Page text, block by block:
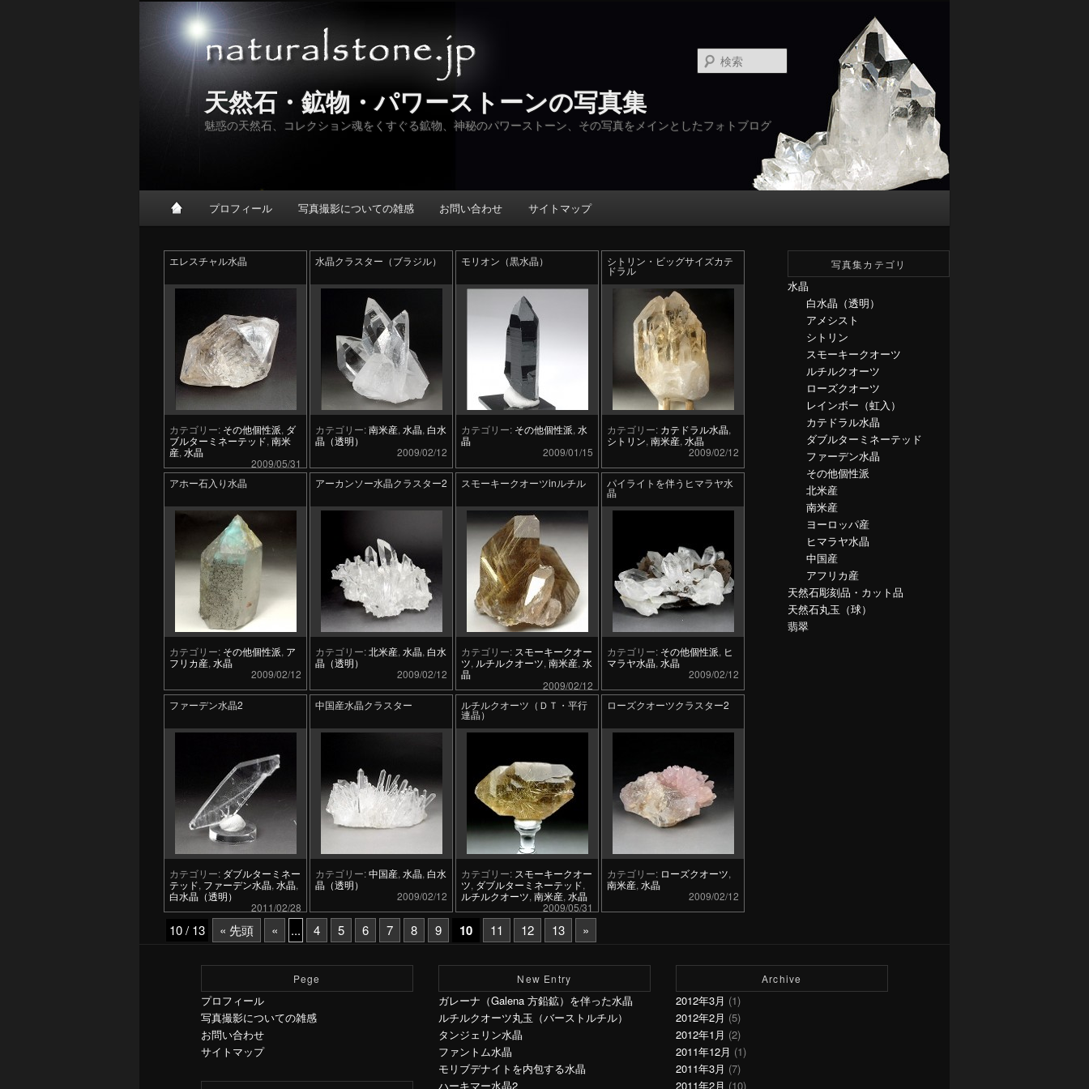
天然石・鉱物・パワーストーンの写真集
魅惑の天然石、コレクション魂をくすぐる鉱物、神秘のパワーストーン、その写真をメインとしたフォトブログ
メインメニュー
メインコンテンツへ移動
サブコンテンツへ移動
プロフィール 写真撮影についての雑感 お問い合わせ サイトマップ
エレスチャル水晶
カテゴリー: その他個性派, ダ
ブルターミネーテッド, 南米
産, 水晶
2009/05/31
水晶クラスター（ブラジル）
カテゴリー:南米産, 水晶, 白水
晶（透明）
2009/02/12
モリオン（黒水晶）
カテゴリー: その他個性派, 水
晶
2009/01/15
シトリン・ビッグサイズカテ
ドラル
カテゴリー: カテドラル水晶,
シトリン, 南米産, 水晶
2009/02/12
アホー石入り水晶
カテゴリー: その他個性派, ア
フリカ産, 水晶
2009/02/12
アーカンソー水晶クラスター2
カテゴリー:北米産, 水晶, 白水
晶（透明）
2009/02/12
スモーキークオーツinルチル
カテゴリー: スモーキークオー
ツ, ルチルクオーツ, 南米産, 水
晶
2009/02/12
パイライトを伴うヒマラヤ水
晶
カテゴリー: その他個性派, ヒ
マラヤ水晶, 水晶
2009/02/12
ファーデン水晶2
カテゴリー: ダブルターミネー
テッド, ファーデン水晶, 水晶,
白水晶（透明）
2011/02/28
中国産水晶クラスター
カテゴリー:中国産, 水晶, 白水
晶（透明）
2009/02/12
ルチルクオーツ（ＤＴ・平行
連晶）
カテゴリー: スモーキークオー
ツ, ダブルターミネーテッド,
ルチルクオーツ, 南米産, 水晶
2009/05/31
ローズクオーツクラスター2
カテゴリー: ローズクオーツ,
南米産, 水晶
2009/02/12
10 / 13 « 先頭 « ... 4 5 6 7 8 9 10 11 12 13 »
写真集カテゴリ
水晶
白水晶（透明）
アメシスト
シトリン
スモーキークオーツ
ルチルクオーツ
ローズクオーツ
レインボー（虹入）
カテドラル水晶
ダブルターミネーテッド
ファーデン水晶
その他個性派
北米産
南米産
ヨーロッパ産
ヒマラヤ水晶
中国産
アフリカ産
天然石彫刻品・カット品
天然石丸玉（球）
翡翠
Pege
プロフィール
写真撮影についての雑感
お問い合わせ
サイトマップ
New Entry
ガレーナ（Galena 方鉛鉱）を伴った水晶
ルチルクオーツ丸玉（バーストルチル）
タンジェリン水晶
ファントム水晶
モリブデナイトを内包する水晶
ハーキマー水晶2
Archive
2012年3月 (1)
2012年2月 (5)
2012年1月 (2)
2011年12月 (1)
2011年3月 (7)
2011年2月 (10)